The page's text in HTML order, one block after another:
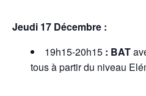
Jeudi 17 Décembre :
19h15-20h15 : BAT
tous à partir du niveau